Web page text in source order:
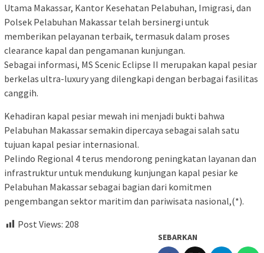
Utama Makassar, Kantor Kesehatan Pelabuhan, Imigrasi, dan
Polsek Pelabuhan Makassar telah bersinergi untuk
memberikan pelayanan terbaik, termasuk dalam proses
clearance kapal dan pengamanan kunjungan.
Sebagai informasi, MS Scenic Eclipse II merupakan kapal pesiar
berkelas ultra-luxury yang dilengkapi dengan berbagai fasilitas
canggih.
Kehadiran kapal pesiar mewah ini menjadi bukti bahwa
Pelabuhan Makassar semakin dipercaya sebagai salah satu
tujuan kapal pesiar internasional.
Pelindo Regional 4 terus mendorong peningkatan layanan dan
infrastruktur untuk mendukung kunjungan kapal pesiar ke
Pelabuhan Makassar sebagai bagian dari komitmen
pengembangan sektor maritim dan pariwisata nasional,(*).
Post Views: 208
SEBARKAN